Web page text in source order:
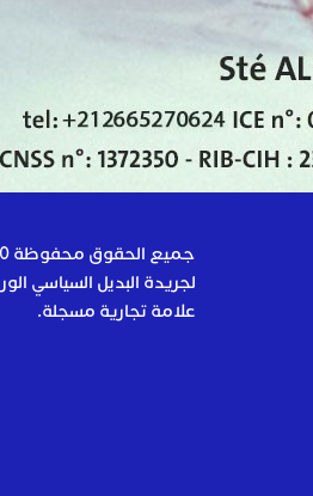
لجريدة البديل السياسي
علامة تجارية مسجلة.